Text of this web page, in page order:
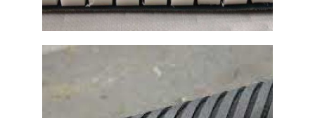
Gomas para vulcanizados de
cintas transportadoras
Ampliar